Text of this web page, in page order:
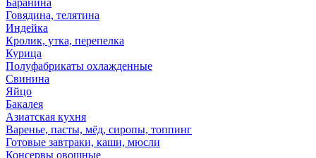
Баранина
Говядина, телятина
Индейка
Кролик, утка, перепелка
Курица
Полуфабрикаты охлажденные
Свинина
Яйцо
Бакалея
Азиатская кухня
Варенье, пасты, мёд, сиропы, топпинг
Готовые завтраки, каши, мюсли
Консервы овощные